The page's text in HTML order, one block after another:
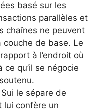
basé sur les
parallèles et
chaînes ne peuvent
couche de base. Le
à l’endroit où
ce qu’il se négocie
le sépare de
lui confère un